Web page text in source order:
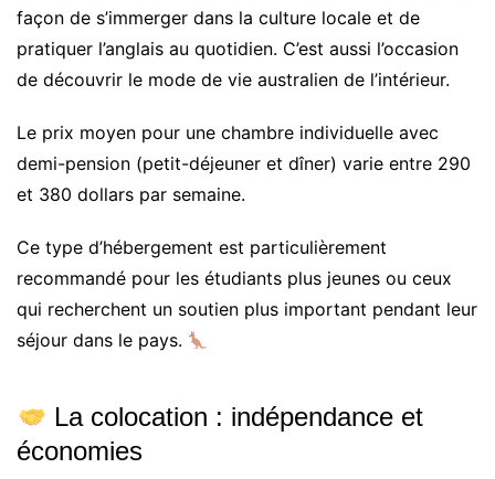
façon de s’immerger dans la culture locale et de
pratiquer l’anglais au quotidien. C’est aussi l’occasion
de découvrir le mode de vie australien de l’intérieur.
Le prix moyen pour une chambre individuelle avec
demi-pension (petit-déjeuner et dîner) varie entre 290
et 380 dollars par semaine.
Ce type d’hébergement est particulièrement
recommandé pour les étudiants plus jeunes ou ceux
qui recherchent un soutien plus important pendant leur
séjour dans le pays.
La colocation : indépendance et
économies